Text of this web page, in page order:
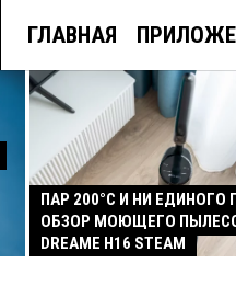
ГЛАВНАЯ
ПАР 200°C И НИ ЕДИНОГО
ОБЗОР МОЮЩЕГО
DREAME H16 STEAM